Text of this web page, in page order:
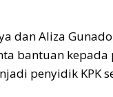
dan Aliza
bantuan kepada
penyidik KPK